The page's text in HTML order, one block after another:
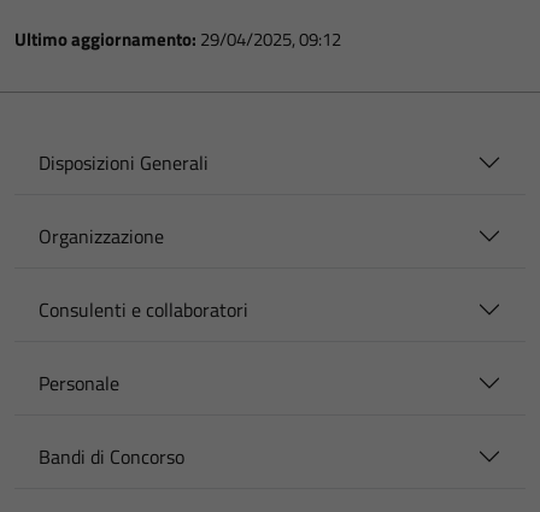
Ultimo aggiornamento: 29/04/2025, 09:12
Disposizioni Generali
Organizzazione
Consulenti e collaboratori
Personale
Bandi di Concorso